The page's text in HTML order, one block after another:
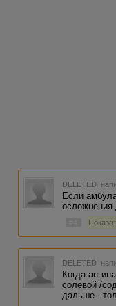
DELETED
Если
осложнения
DELETED
Когда
солевой /
дальше -